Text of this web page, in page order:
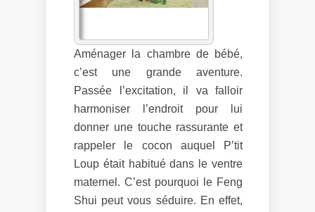
Aménager la chambre de bébé,
c’est une grande aventure.
Passée l’excitation, il va falloir
harmoniser l’endroit pour lui
donner une touche rassurante et
rappeler le cocon auquel P’tit
Loup était habitué dans le ventre
maternel. C’est pourquoi le Feng
Shui peut vous séduire. En effet,